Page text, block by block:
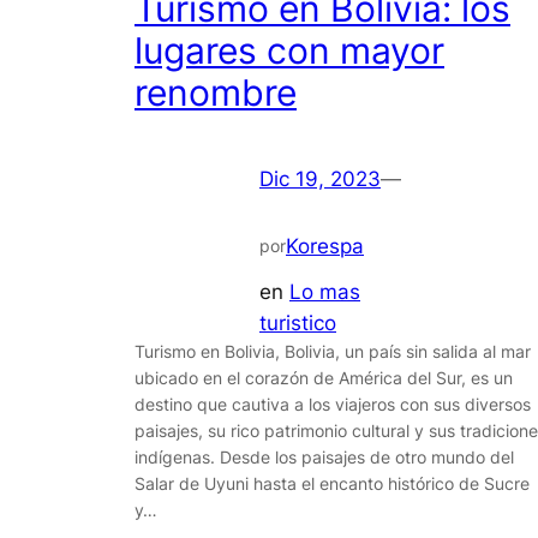
lugares con mayor
renombre
Dic 19, 2023—
porKorespa
en Lo mas
turistico
Turismo en Bolivia, Bolivia, un país sin salida al mar
ubicado en el corazón de América del Sur, es un
destino que cautiva a los viajeros con sus diversos
paisajes, su rico patrimonio cultural y sus
indígenas. Desde los paisajes de otro mundo del
Salar de Uyuni hasta el encanto histórico de Sucre
y…